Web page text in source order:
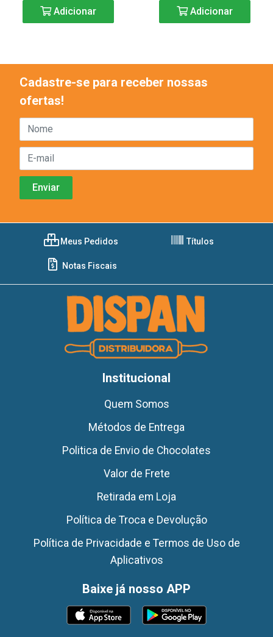
Adicionar Adicionar
Cadastre-se para receber nossas
ofertas!
Meus Pedidos Títulos
Notas Fiscais
Institucional
Quem Somos
Métodos de Entrega
Politica de Envio de Chocolates
Valor de Frete
Retirada em Loja
Política de Troca e Devolução
Política de Privacidade e Termos de Uso de
Aplicativos
Baixe já nosso APP